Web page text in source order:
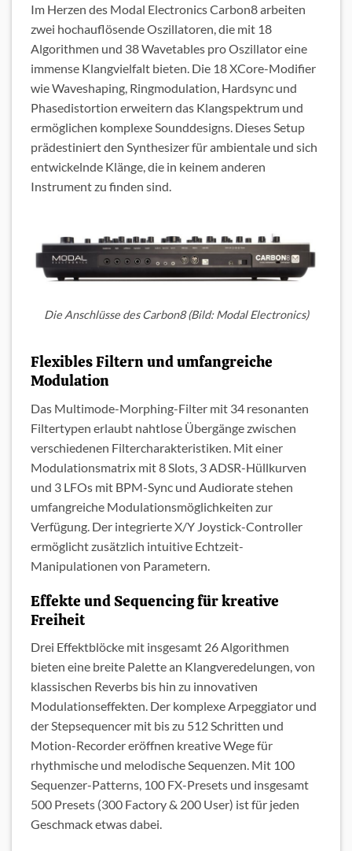
Im Herzen des Modal Electronics Carbon8 arbeiten
zwei hochauflösende Oszillatoren, die mit 18
Algorithmen und 38 Wavetables pro Oszillator eine
immense Klangvielfalt bieten. Die 18 XCore-Modifier
wie Waveshaping, Ringmodulation, Hardsync und
Phasedistortion erweitern das Klangspektrum und
ermöglichen komplexe Sounddesigns. Dieses Setup
prädestiniert den Synthesizer für ambientale und sich
entwickelnde Klänge, die in keinem anderen
Instrument zu finden sind.
Die Anschlüsse des Carbon8 (Bild: Modal Electronics)
Flexibles Filtern und umfangreiche
Modulation
Das Multimode-Morphing-Filter mit 34 resonanten
Filtertypen erlaubt nahtlose Übergänge zwischen
verschiedenen Filtercharakteristiken. Mit einer
Modulationsmatrix mit 8 Slots, 3 ADSR-Hüllkurven
und 3 LFOs mit BPM-Sync und Audiorate stehen
umfangreiche Modulationsmöglichkeiten zur
Verfügung. Der integrierte X/Y Joystick-Controller
ermöglicht zusätzlich intuitive Echtzeit-
Manipulationen von Parametern.
Effekte und Sequencing für kreative
Freiheit
Drei Effektblöcke mit insgesamt 26 Algorithmen
bieten eine breite Palette an Klangveredelungen, von
klassischen Reverbs bis hin zu innovativen
Modulationseffekten. Der komplexe Arpeggiator und
der Stepsequencer mit bis zu 512 Schritten und
Motion-Recorder eröffnen kreative Wege für
rhythmische und melodische Sequenzen. Mit 100
Sequenzer-Patterns, 100 FX-Presets und insgesamt
500 Presets (300 Factory & 200 User) ist für jeden
Geschmack etwas dabei.